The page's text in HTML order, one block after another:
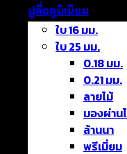
มู่ลี่อลูมิเนียม
ใบ 16 มม.
ใบ 25 มม.
0.18 มม.
0.21 มม.
ลายไม้
มองผ่าน
ล้านนา
พรีเมี่ยม